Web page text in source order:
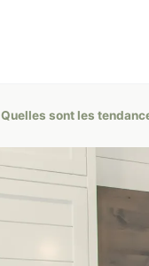
Quelles sont les